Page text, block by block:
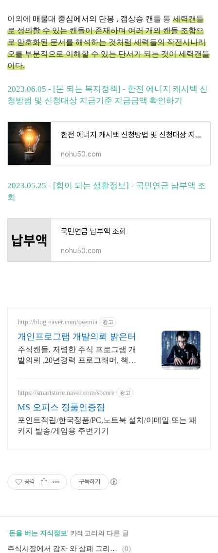
이외에 매물대 중심에서의 단봉 , 갭상승 캔들 등 세력캔들
로 정의할 수 있는 캔들이 존재하며 여러 개의 캔들 조합으
로 암호화된 문서를 해석하는 것처럼 세력들의 작전시나리
오를 부분적으로 이해할 수 있는 단서가 되는 것이 세력캔들
이다.
2023.06.05 - [돈 되는 복지정책] - 한전 에너지 캐시백 신
청방법 및 신청대상 지급기준 지급금액 확인하기
한전 에너지 캐시백 신청방법 및 신청대상 지급기준 지급금액 확인하기
nohu50.com
2023.05.25 - [힘이 되는 생활정보] - 국민연금 납부액 조
회
국민연금 납부액 조회
nohu50.com
http://blog.naver.com/osemia 광고
개인프로그램 개발의뢰 밝은터
주식캔들, 저렴한 주식 프로그램 개
발의뢰 ,20년경력 프로그래머, 책임
https://smartstore.naver.com/sbcore 광고
MS 오피스 정품인증점
포인트적립/한국정품/PC,노트북 설치/이메일 또는 패
키지 발송/게임용 주변기기
공감 구독하기
'돈을 버는 지식정보' 카테고리의 다른 글
주식시장에서 감자 와 상폐 그리고 그의미 (0)